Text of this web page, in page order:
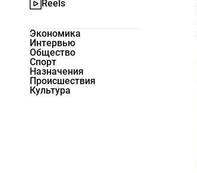
Reels
Экономика
Интервью
Общество
Спорт
Назначения
Происшествия
Культура